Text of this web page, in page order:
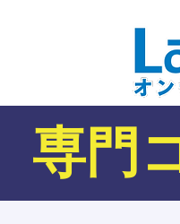
専門